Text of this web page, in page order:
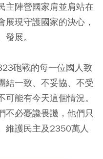
主陣營國家肩並肩站在
現守護國家的決心，
展。
砲戰的每一位國人致
結一致、不妥協、不受
能有今天這個情況。
不必憂讒畏譏，他們只
維護民主及2350萬人